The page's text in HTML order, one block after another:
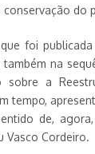
do
foi
também na
sobre a
tempo,
de,
Vasco Cordeiro.